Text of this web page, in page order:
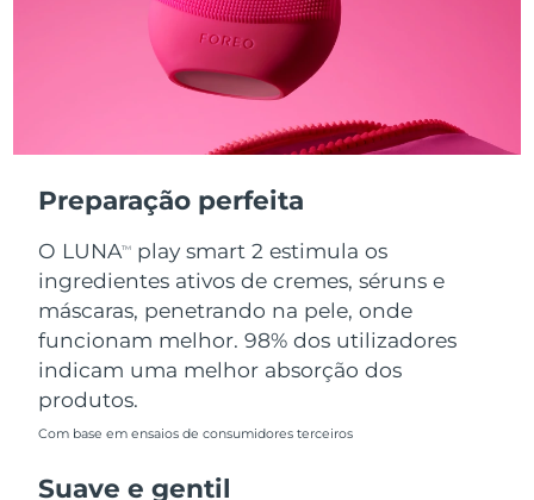
Preparação perfeita
O LUNATM
play smart 2 estimula os
ingredientes ativos de cremes, séruns e
máscaras, penetrando na pele, onde
funcionam melhor. 98% dos utilizadores
indicam uma melhor absorção dos
produtos.
Com base em ensaios de consumidores terceiros
Suave e gentil
Entrega prevista
Suíça Entrega prevista8/9/26
Taiwan
Tailândia
Turquia Entrega prevista
Emirados Árabes
Unidos